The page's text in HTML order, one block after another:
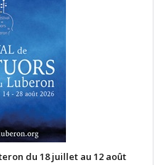
du 18 juillet au 12 août